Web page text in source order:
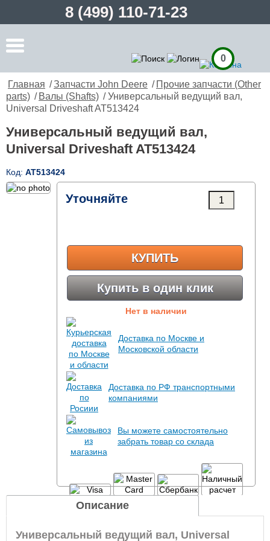
8 (499) 110-71-23
0
Главная /Запчасти John Deere / Прочие запчасти (Other
parts) / Валы (Shafts) / Универсальный ведущий вал,
Universal Driveshaft AT513424
Универсальный ведущий вал,
Universal Driveshaft AT513424
Код: AT513424
Уточняйте
КУПИТЬ
Купить в один клик
Нет в наличии
Доставка по Москве и
Московской области
Доставка по РФ транспортными
компаниями
Вы можете самостоятельно
забрать товар со склада
Описание
Универсальный ведущий вал, Universal